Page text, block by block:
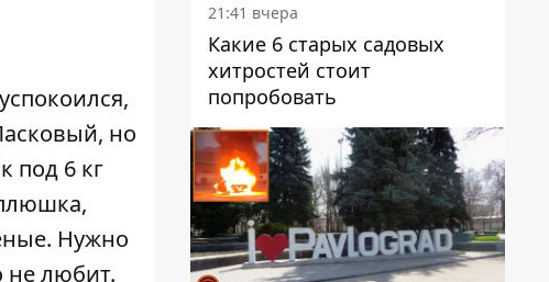
но
под 6 кг
Нужно
не любит.
21:41 вчера
Какие 6 старых садовых
хитростей стоит
попробовать